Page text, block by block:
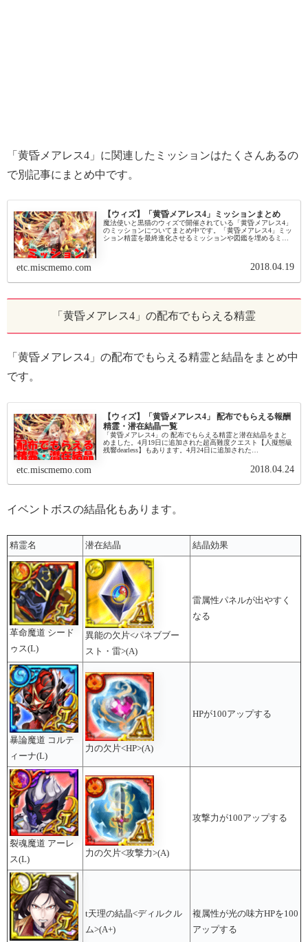
「黄昏メアレス4」に関連したミッションはたくさんあるの
で別記事にまとめ中です。
【ウィズ】「黄昏メアレス4」ミッションまとめ
魔法使いと黒猫のウィズで開催されている「黄昏メアレス4」
のミッションについてまとめ中です。「黄昏メアレス4」ミッ
ション精霊を最終進化させるミッションや図鑑を埋めるミッ
etc.miscmemo.com 2018.04.19
「黄昏メアレス4」の配布でもらえる精霊
「黄昏メアレス4」の配布でもらえる精霊と結晶をまとめ中
です。
【ウィズ】「黄昏メアレス4」 配布でもらえる報酬
精霊・潜在結晶一覧
「黄昏メアレス4」の 配布でもらえる精霊と潜在結晶をまと
めました。4月19日に追加された超高難度クエスト【人擬態級
残響dearless】もあります。4月24日に追加された
etc.miscmemo.com 2018.04.24
イベントボスの結晶化もあります。
精霊名 潜在結晶 結晶効果
革命魔道 シード
ゥス(L)
異能の欠片<パネブブー
スト・雷>(A)
雷属性パネルが出やすく
なる
暴論魔道 コルテ
ィーナ(L)
力の欠片<HP>(A)
HPが100アップする
裂魂魔道 アーレ
ス(L)
力の欠片<攻撃力>(A)
攻撃力が100アップする
t天理の結晶<ディルクル
ム>(A+)
複属性が光の味方HPを100
アップする